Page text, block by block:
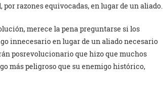
razones equivocadas, en lugar de un aliado.
merece la pena preguntarse si los
innecesario en lugar de un aliado necesario
posrevolucionario que hizo que muchos
más peligroso que su enemigo histórico,